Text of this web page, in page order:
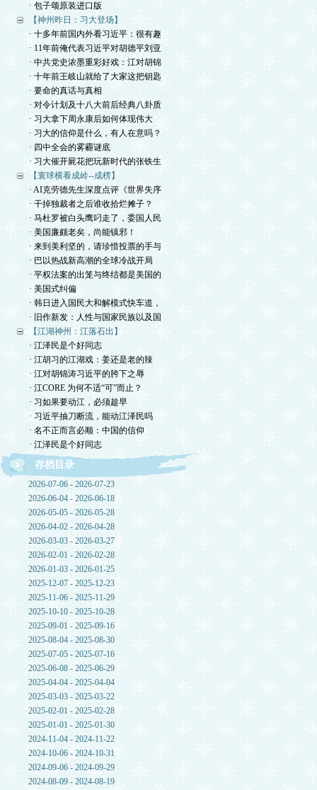
· 包子颂原装进口版
【神州昨日：习大登场】
· 十多年前国内外看习近平：很有趣
· 11年前俺代表习近平对胡德平刘亚
· 中共党史浓墨重彩好戏：江对胡锦
· 十年前王岐山就给了大家这把钥匙
· 要命的真话与真相
· 对令计划及十八大前后经典八卦质
· 习大拿下周永康后如何体现伟大
· 习大的信仰是什么，有人在意吗？
· 四中全会的雾霾谜底
· 习大催开屍花把玩新时代的张铁生
【寰球横看成岭--成楞】
· AI克劳德先生深度点评《世界失序
· 干掉独裁者之后谁收拾烂摊子？
· 马杜罗被白头鹰叼走了，委国人民
· 美国廉颇老矣，尚能镇邪！
· 来到美利坚的，请珍惜投票的手与
· 巴以热战新高潮的全球冷战开局
· 平权法案的出笼与终结都是美国的
· 美国式纠偏
· 韩日进入国民大和解模式快车道，
· 旧作新发：人性与国家民族以及国
【江湖神州：江落石出】
· 江泽民是个好同志
· 江胡习的江湖戏：姜还是老的辣
· 江对胡锦涛习近平的胯下之辱
· 江CORE 为何不适“可”而止？
· 习如果要动江，必须趁早
· 习近平抽刀断流，能动江泽民吗
· 名不正而言必顺：中国的信仰
· 江泽民是个好同志
存档目录
2026-07-06 - 2026-07-23
2026-06-04 - 2026-06-18
2026-05-05 - 2026-05-28
2026-04-02 - 2026-04-28
2026-03-03 - 2026-03-27
2026-02-01 - 2026-02-28
2026-01-03 - 2026-01-25
2025-12-07 - 2025-12-23
2025-11-06 - 2025-11-29
2025-10-10 - 2025-10-28
2025-09-01 - 2025-09-16
2025-08-04 - 2025-08-30
2025-07-05 - 2025-07-16
2025-06-08 - 2025-06-29
2025-04-04 - 2025-04-04
2025-03-03 - 2025-03-22
2025-02-01 - 2025-02-28
2025-01-01 - 2025-01-30
2024-11-04 - 2024-11-22
2024-10-06 - 2024-10-31
2024-09-06 - 2024-09-29
2024-08-09 - 2024-08-19